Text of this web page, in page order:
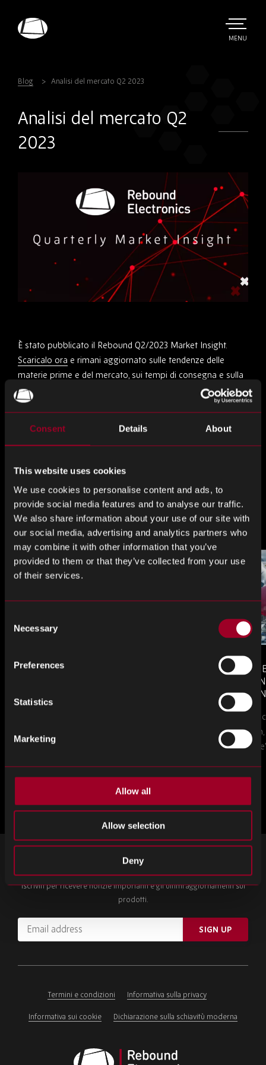
Consent Details About
This website uses cookies
We use cookies to personalise content and ads, to
provide social media features and to analyse our traffic.
We also share information about your use of our site with
our social media, advertising and analytics partners who
may combine it with other information that you’ve
provided to them or that they’ve collected from your use
of their services.
Selection
Necessary
Preferences
Statistics
Marketing
Allow all
Allow selection
Deny
TOGGLE
MENU
Blog Analisi del mercato Q2 2023
Analisi del mercato Q2
2023
È stato pubblicato il Rebound Q2/2023 Market Insight.
Scaricalo ora e rimani aggiornato sulle tendenze delle
materie prime e del mercato, sui tempi di consegna e sulla
necessità di conoscere le informazioni!
Condividi questo
su
LinkedIn
su
Facebook
su
Twitter
Altro dal blog
MONTHLY MARKET INSIGHTS
The July issue of Rebound Monthly Market
copy today.
AND
Counterfeit
a new
in this piece,
Altro dal blog
ISCRIVITI ALLA NOSTRA NEWSLETTER
Iscriviti per ricevere notizie importanti e gli ultimi aggiornamenti sui
prodotti.
Email
address
ignore
SIGN UP
Termini e condizioni Informativa sulla privacy
Informativa sui cookie Dichiarazione sulla schiavitù moderna